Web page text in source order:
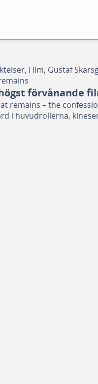
Film, Gustaf
förvånande
remains – the
i huvudrollerna,